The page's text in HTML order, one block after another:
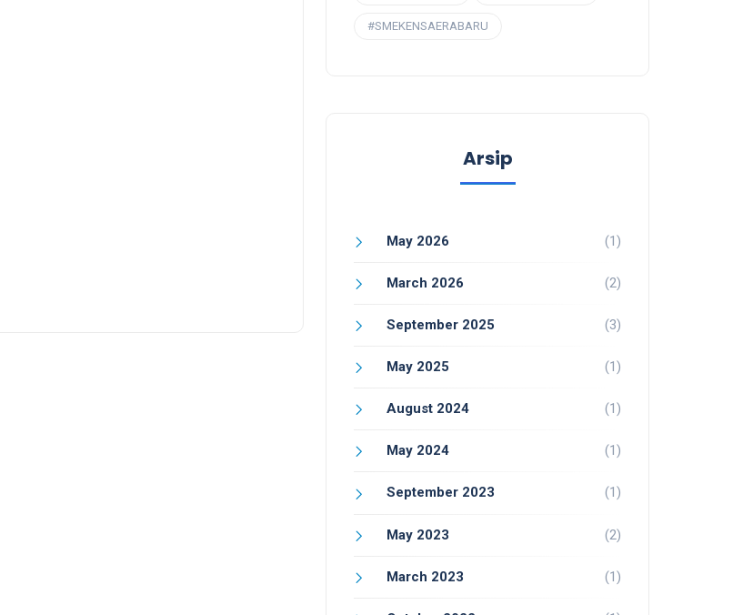
#SMEKENSAERABARU
Arsip
May 2026 (1)
March 2026 (2)
September 2025 (3)
May 2025 (1)
August 2024 (1)
May 2024 (1)
September 2023 (1)
May 2023 (2)
March 2023 (1)